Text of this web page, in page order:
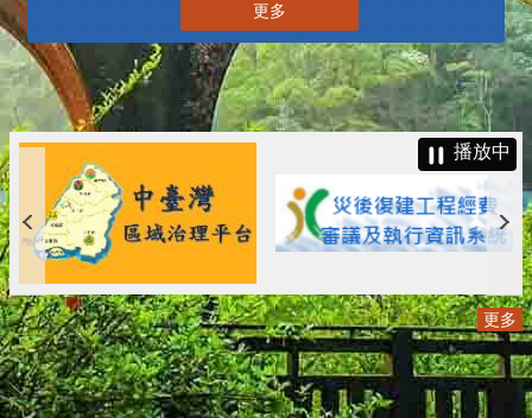
更多
播放中
更多